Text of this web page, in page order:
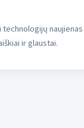
ir glaustai.